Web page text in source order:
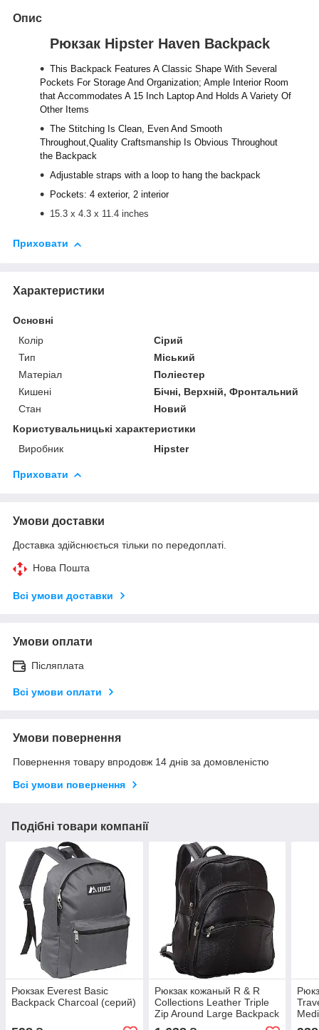
Опис
Рюкзак Hipster Haven Backpack
This Backpack Features A Classic Shape With Several
Pockets For Storage And Organization; Ample Interior Room
that Accommodates A 15 Inch Laptop And Holds A Variety Of
Other Items
The Stitching Is Clean, Even And Smooth
Throughout,Quality Craftsmanship Is Obvious Throughout
the Backpack
Adjustable straps with a loop to hang the backpack
Pockets: 4 exterior, 2 interior
15.3 x 4.3 x 11.4 inches
Приховати
Характеристики
Основні
Колір
Сірий
Тип
Міський
Матеріал
Поліестер
Кишені
Бічні, Верхній, Фронтальний
Стан
Новий
Користувальницькі характеристики
Виробник
Hipster
Приховати
Умови доставки
Доставка здійснюється тільки по передоплаті.
Нова Пошта
Всі умови доставки
Умови оплати
Післяплата
Всі умови оплати
Умови повернення
Повернення товару впродовж 14 днів за домовленістю
Всі умови повернення
Подібні товари компанії
Рюкзак Everest Basic
Backpack Charcoal (серий)
Рюкзак кожаный R & R
Collections Leather Triple
Zip Around Large Backpack
(Black)